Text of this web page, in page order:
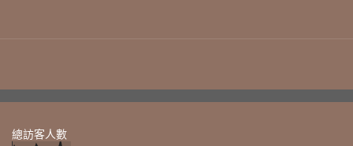
總訪客人數